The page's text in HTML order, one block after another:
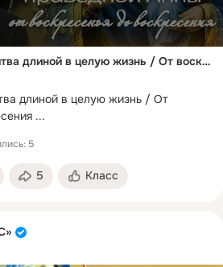
Праведная Анна: молитва длиной в целую жизнь / От воскресенья до воскресения
длиной в целую жизнь / От
...
5
5 Класс